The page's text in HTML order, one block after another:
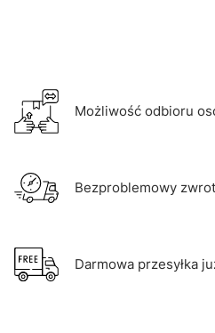
Możliwość odbioru
Bezproblemowy
Darmowa przesyłka